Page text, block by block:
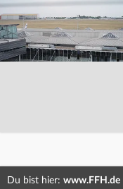
Du bist hier: www.FFH.de